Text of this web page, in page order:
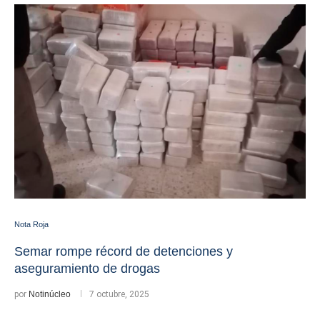
Nota Roja
Semar rompe récord de detenciones y
aseguramiento de drogas
por Notinúcleo 7 octubre, 2025